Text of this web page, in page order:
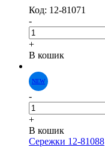
Код: 12-81071
-
+
В кошик
-
+
В кошик
Сережки 12-81088